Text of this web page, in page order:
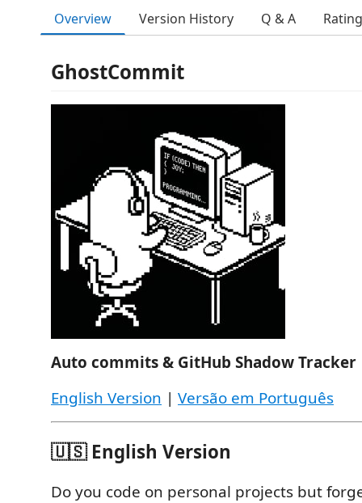
Overview Version History Q & A
GhostCommit
Auto commits & GitHub Shadow Tracker
English Version | Versão em Português
🇺🇸 English Version
Do you code on personal projects but